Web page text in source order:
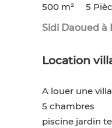
500 m² 5
Sidi Daoued à
Location
A louer une
5 chambres
piscine jardin